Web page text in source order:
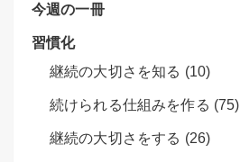
今週の一冊
習慣化
継続の大切さを知る (10)
続けられる仕組みを作る (75)
継続の大切さをする (26)